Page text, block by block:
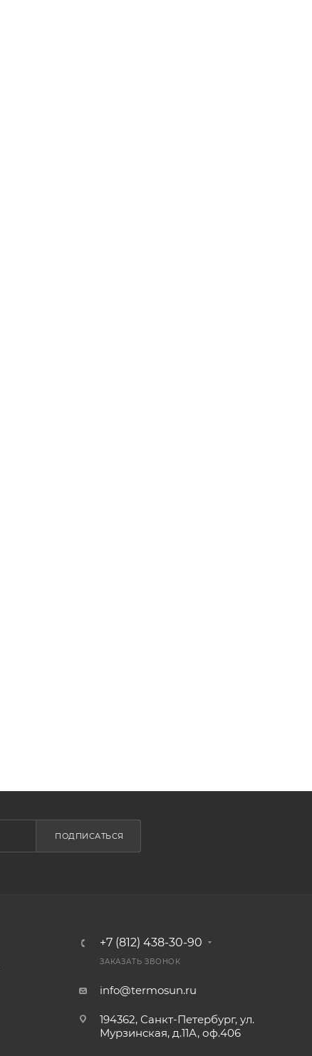
ПОДПИСАТЬСЯ
+7 (812) 438-30-90
ЗАКАЗАТЬ ЗВОНОК
info@termosun.ru
194362, Санкт-Петербург, ул.
Мурзинская, д.11А, оф.406